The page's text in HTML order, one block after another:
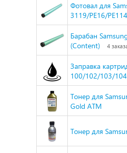
Фотовал для
3119/PE16/
Барабан
(Content)
4
Заправка
100/102/103/
Тонер для
Gold ATM
Тонер для